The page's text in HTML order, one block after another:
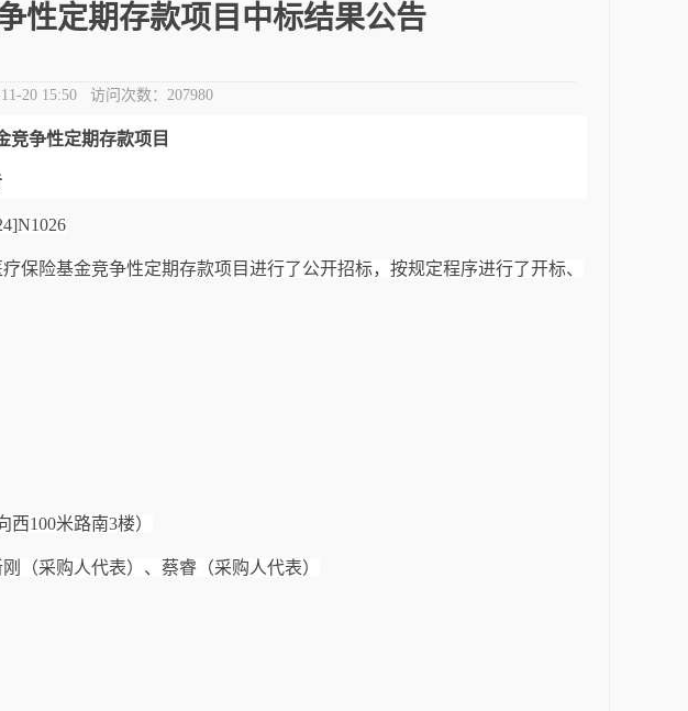
性定期存款项目中标结果公告
20 15:50 访问次数： 207980
竞争性定期存款项目
保险基金竞争性定期存款项目进行了公开招标，按规定程序进行了开标、
西100米路南3楼）
（采购人代表） 、 蔡睿（采购人代表）